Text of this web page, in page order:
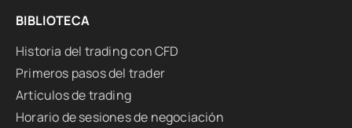
BIBLIOTECA
Historia del trading con CFD
Primeros pasos del trader
Artículos de trading
Horario de sesiones de negociación